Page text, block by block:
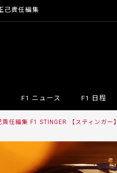
己責任編集
F1 ニュース F1 日程
任編集 F1 STINGER 【スティンガー】